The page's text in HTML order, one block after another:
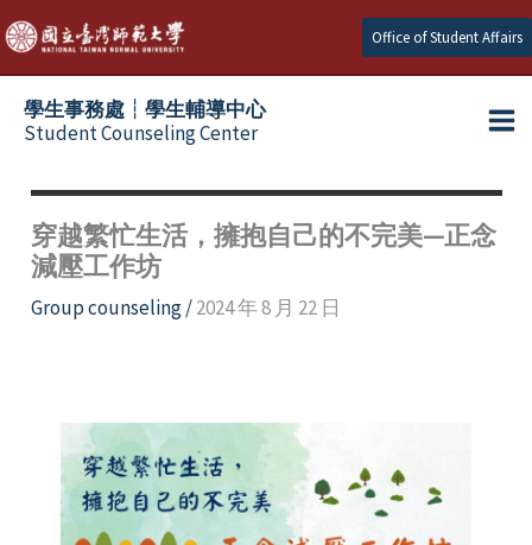
Skip
to
content
Office of Student Affairs
學生事務處┆學生輔導中心
Student Counseling Center
穿越繁忙生活，擁抱自己的不完美—正念
減壓工作坊
Group counseling/2024 年 8 月 22 日